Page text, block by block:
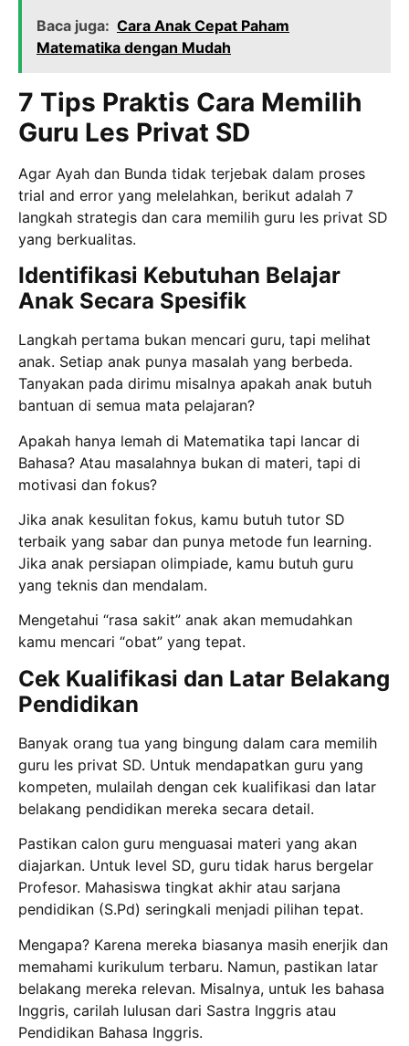
Baca juga: Cara Anak Cepat Paham
Matematika dengan Mudah
7 Tips Praktis Cara Memilih
Guru Les Privat SD
Agar Ayah dan Bunda tidak terjebak dalam proses
trial and error yang melelahkan, berikut adalah 7
langkah strategis dan cara memilih guru les privat SD
yang berkualitas.
Identifikasi Kebutuhan Belajar
Anak Secara Spesifik
Langkah pertama bukan mencari guru, tapi melihat
anak. Setiap anak punya masalah yang berbeda.
Tanyakan pada dirimu misalnya apakah anak butuh
bantuan di semua mata pelajaran?
Apakah hanya lemah di Matematika tapi lancar di
Bahasa? Atau masalahnya bukan di materi, tapi di
motivasi dan fokus?
Jika anak kesulitan fokus, kamu butuh tutor SD
terbaik yang sabar dan punya metode fun learning.
Jika anak persiapan olimpiade, kamu butuh guru
yang teknis dan mendalam.
Mengetahui “rasa sakit” anak akan memudahkan
kamu mencari “obat” yang tepat.
Cek Kualifikasi dan Latar Belakang
Pendidikan
Banyak orang tua yang bingung dalam cara memilih
guru les privat SD. Untuk mendapatkan guru yang
kompeten, mulailah dengan cek kualifikasi dan latar
belakang pendidikan mereka secara detail.
Pastikan calon guru menguasai materi yang akan
diajarkan. Untuk level SD, guru tidak harus bergelar
Profesor. Mahasiswa tingkat akhir atau sarjana
pendidikan (S.Pd) seringkali menjadi pilihan tepat.
Mengapa? Karena mereka biasanya masih enerjik dan
memahami kurikulum terbaru. Namun, pastikan latar
belakang mereka relevan. Misalnya, untuk les bahasa
Inggris, carilah lulusan dari Sastra Inggris atau
Pendidikan Bahasa Inggris.